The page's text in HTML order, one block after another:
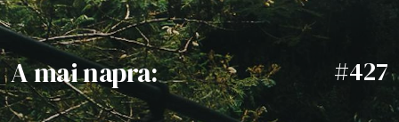
#427
A mai napra: